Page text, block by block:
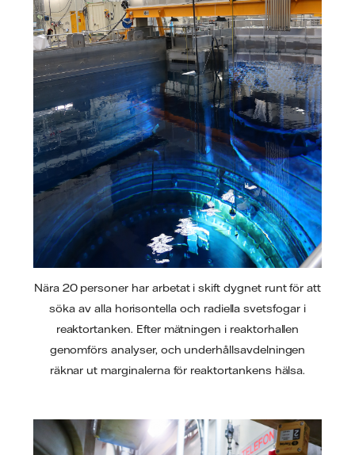
Nära 20 personer har arbetat i skift dygnet runt för att
söka av alla horisontella och radiella svetsfogar i
reaktortanken. Efter mätningen i reaktorhallen
genomförs analyser, och underhållsavdelningen
räknar ut marginalerna för reaktortankens hälsa.